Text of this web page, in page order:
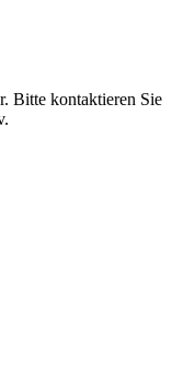
Bitte kontaktieren Sie